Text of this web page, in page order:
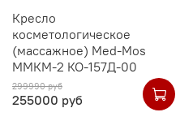
Кресло
косметологическое
(массажное) Med-Mos
ММКМ-2 КО-157Д-00
299990 руб
255000 руб